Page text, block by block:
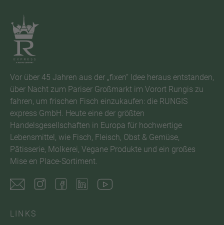
Vor über 45 Jahren aus der „fixen“ Idee heraus entstanden,
über Nacht zum Pariser Großmarkt im Vorort Rungis zu
fahren, um frischen Fisch einzukaufen: die RUNGIS
express GmbH. Heute eine der größten
Handelsgesellschaften in Europa für hochwertige
Lebensmittel, wie Fisch, Fleisch, Obst & Gemüse,
Pâtisserie, Molkerei, Vegane Produkte und ein großes
Mise en Place-Sortiment.
LINKS